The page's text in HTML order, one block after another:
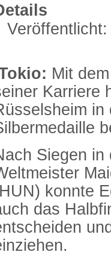
Mit
Karriere
Siegen in
konnte
das